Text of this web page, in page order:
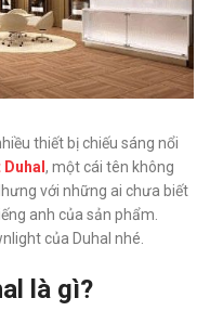
thiết bị chiếu sáng nổi
, một cái tên không
với những ai chưa biết
anh của sản phẩm.
của Duhal nhé.
là gì?